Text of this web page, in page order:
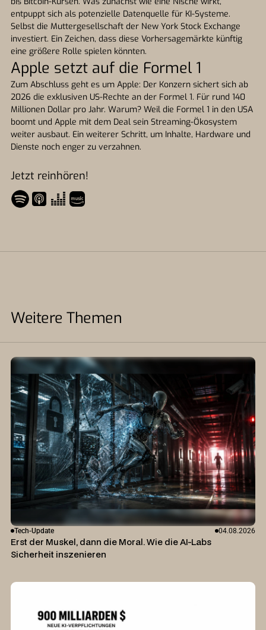
entpuppt sich als potenzielle Datenquelle für KI-Systeme.
Selbst die Muttergesellschaft der New York Stock Exchange
investiert. Ein Zeichen, dass diese Vorhersagemärkte künftig
eine größere Rolle spielen könnten.
Apple setzt auf die Formel 1
Zum Abschluss geht es um Apple: Der Konzern sichert sich ab
2026 die exklusiven US-Rechte an der Formel 1. Für rund 140
Millionen Dollar pro Jahr. Warum? Weil die Formel 1 in den USA
boomt und Apple mit dem Deal sein Streaming-Ökosystem
weiter ausbaut. Ein weiterer Schritt, um Inhalte, Hardware und
Dienste noch enger zu verzahnen.
Jetzt reinhören!
Weitere Themen
Tech-Update 04.08.2026
Erst der Muskel, dann die Moral. Wie die AI-Labs
Sicherheit inszenieren